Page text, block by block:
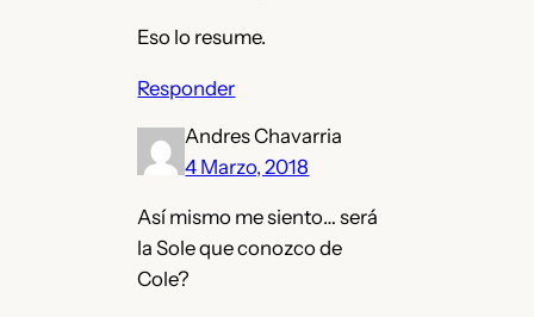
Eso lo resume.
Responder
Andres Chavarria
4 Marzo, 2018
Así mismo me siento… será
la Sole que conozco de
Cole?